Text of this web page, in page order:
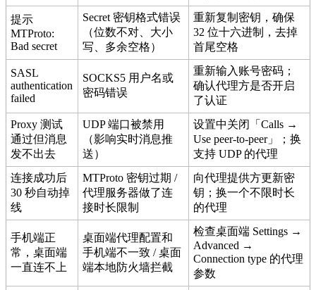
提示
MTProto:
Bad secret
Secret 密钥格式错误
（位数不对、大小
写、多余空格）
重新复制密钥，确保
32 位十六进制，去掉
首尾空格
SASL
authentication
failed
SOCKS5 用户名或
密码错误
重新输入账号密码；
确认代理方是否开启
了认证
Proxy 测试
通过但消息
发不出去
UDP 端口被禁用
（影响实时消息推
送）
设置中关闭「Calls →
Use peer-to-peer」；换
支持 UDP 的代理
连接成功后
30 秒自动掉
线
MTProto 密钥过期 /
代理服务器做了连
接时长限制
向代理提供方更新密
钥；换一个不限时长
的代理
手机端正
常，桌面端
一直连不上
桌面端代理配置和
手机端不一致 / 桌面
端本地防火墙拦截
检查桌面端 Settings →
Advanced →
Connection type 的代理
参数